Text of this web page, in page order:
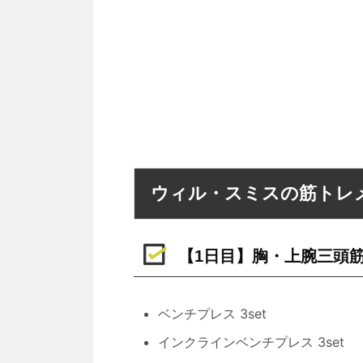
ウィル・スミスの筋トレ
【1日目】胸・上腕三頭
ベンチプレス 3set
インクラインベンチプレス 3set